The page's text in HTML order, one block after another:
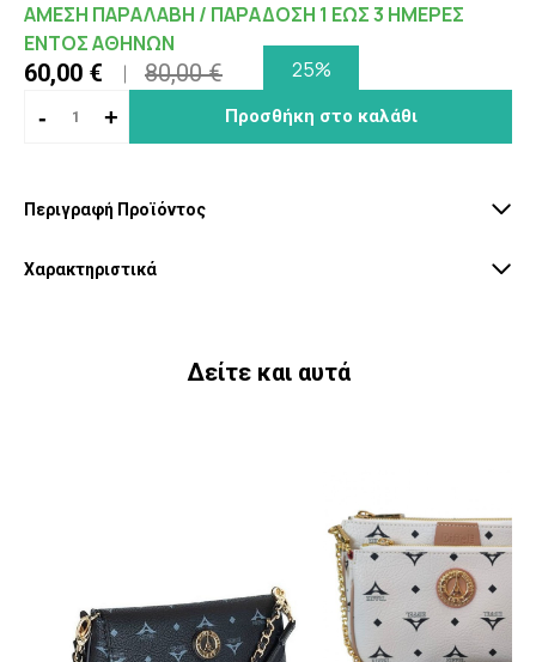
ΑΜΕΣΗ ΠΑΡΑΛΑΒΗ / ΠΑΡΑΔΟΣΗ 1 ΕΩΣ 3 ΗΜΕΡΕΣ
ΕΝΤΟΣ ΑΘΗΝΩΝ
60,00 € 80,00 €
25%
-
+ Προσθήκη στο καλάθι
Περιγραφή Προϊόντος
Χαρακτηριστικά
Δείτε και αυτά